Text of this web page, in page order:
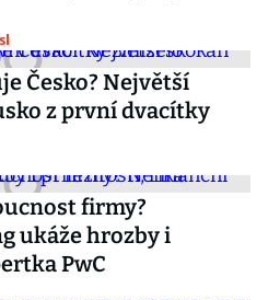
Česko? Největší
z první dvacítky
firmy?
ukáže hrozby i
PwC